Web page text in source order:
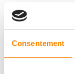
Consentement